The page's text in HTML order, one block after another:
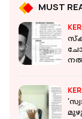
MUST